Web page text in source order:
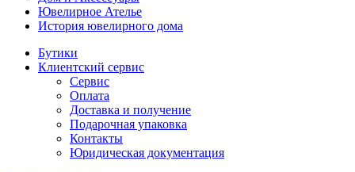
Ювелирное Ателье
История ювелирного дома
Бутики
Клиентский сервис
Сервис
Оплата
Доставка и получение
Подарочная упаковка
Контакты
Юридическая документация